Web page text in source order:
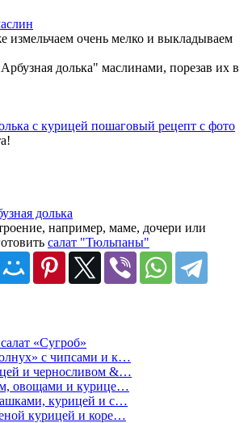
измельчаем очень мелко и выкладываем
долька" маслинами, порезав их в
например, маме, дочери или
салат "Тюльпаны"
«Сугроб»
с чипсами и к…
и черносливом &…
овощами и курице…
курицей и с…
курицей и коре…